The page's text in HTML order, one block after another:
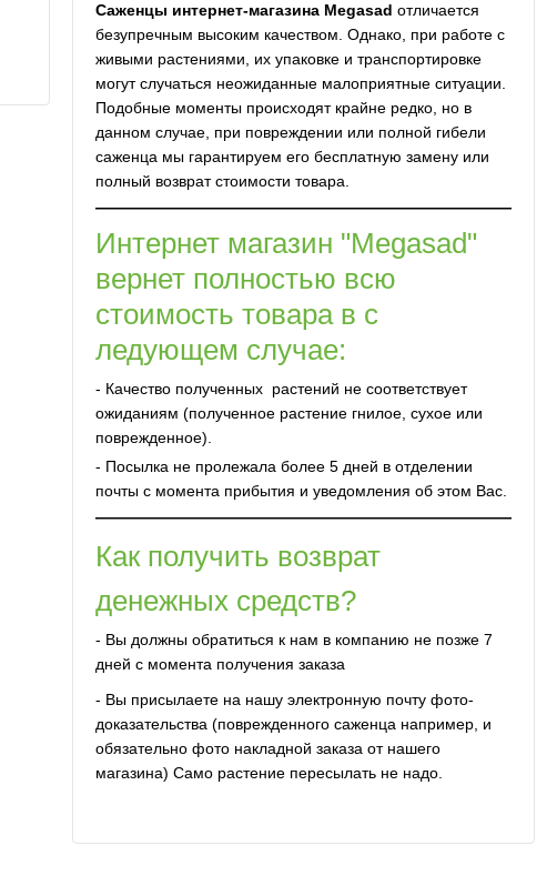
Саженцы интернет-магазина Megasad отличается
безупречным высоким качеством. Однако, при работе с
живыми растениями, их упаковке и транспортировке
могут случаться неожиданные малоприятные ситуации.
Подобные моменты происходят крайне редко, но в
данном случае, при повреждении или полной гибели
саженца мы гарантируем его бесплатную замену или
полный возврат стоимости товара.
Интернет магазин "Megasad"
вернет полностью всю
стоимость товара в с
ледующем случае:
- Качество полученных растений не соответствует
ожиданиям (полученное растение гнилое, сухое или
поврежденное).
- Посылка не пролежала более 5 дней в отделении
почты с момента прибытия и уведомления об этом Вас.
Как получить возврат
денежных средств?
- Вы должны обратиться к нам в компанию не позже 7
дней с момента получения заказа
- Вы присылаете на нашу электронную почту фото-
доказательства (поврежденного саженца например, и
обязательно фото накладной заказа от нашего
магазина) Само растение пересылать не надо.